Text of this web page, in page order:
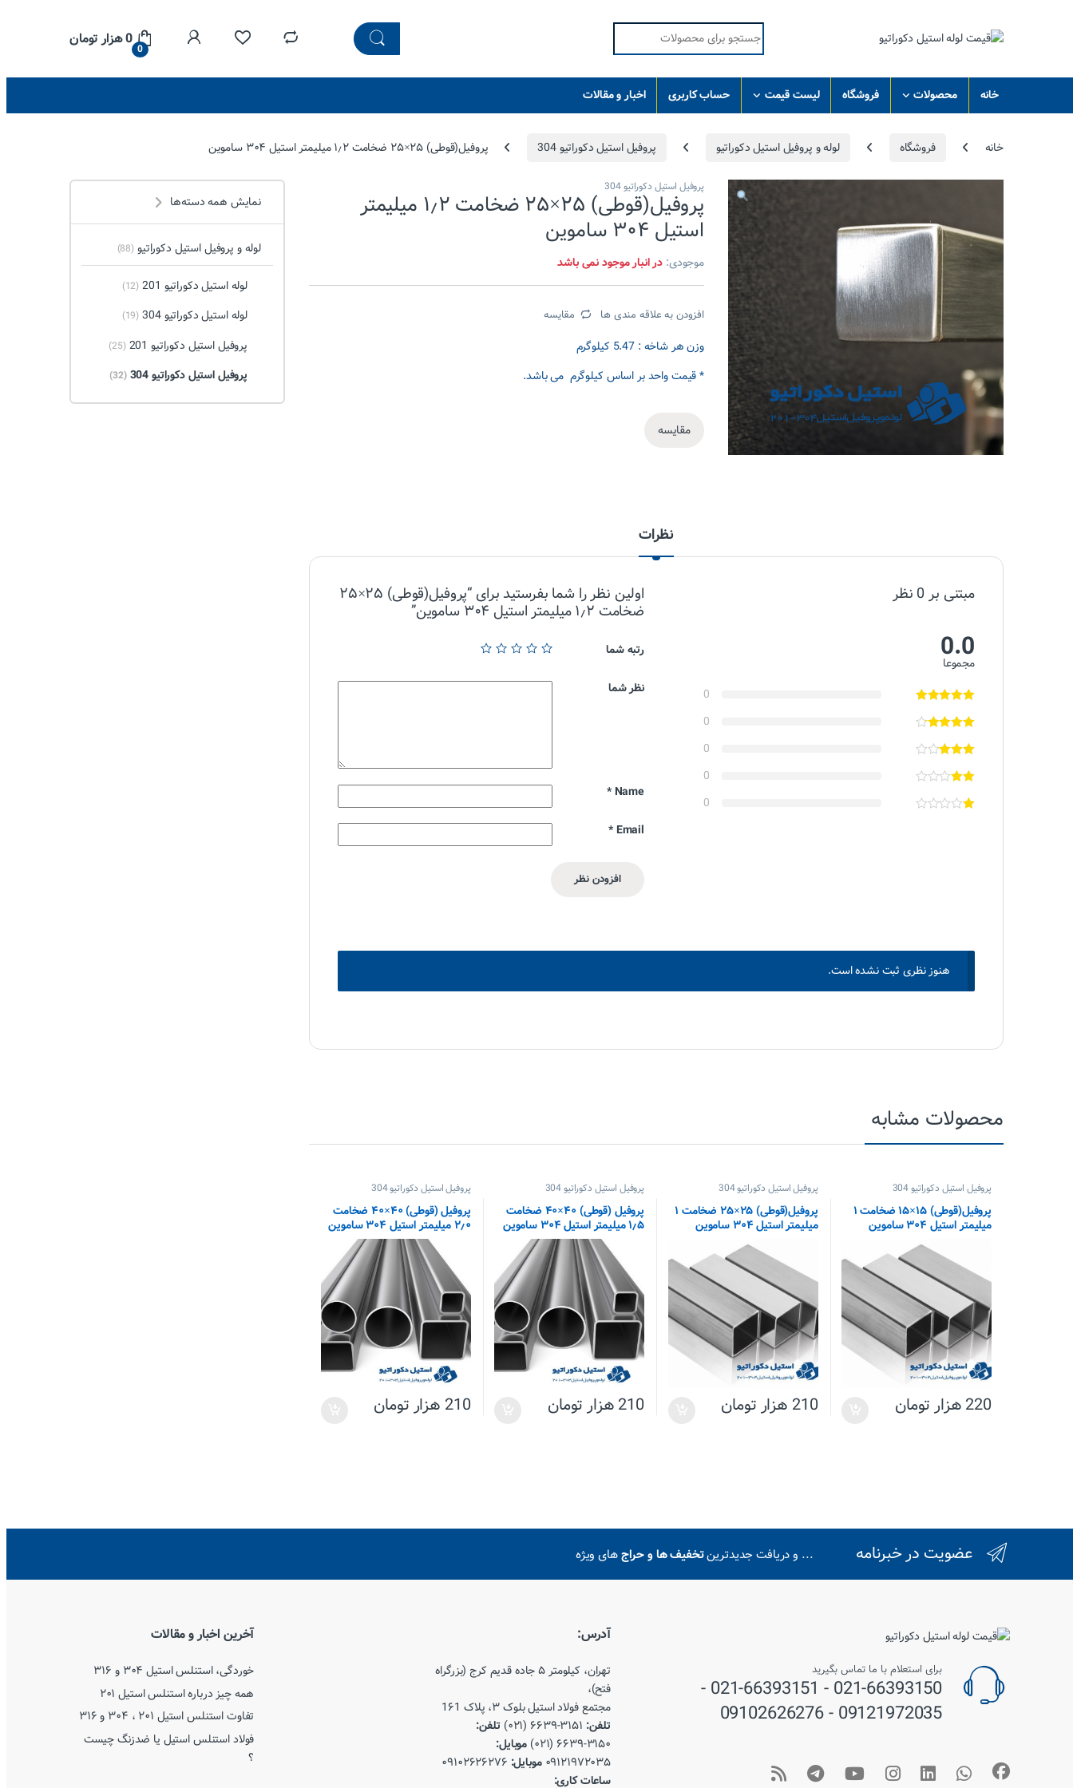
Search for:
0
0هزار تومان
خانه محصولات فروشگاه لیست قیمت حساب کاربری اخبار و مقالات
خانه فروشگاه لوله و پروفیل استیل دکوراتیو پروفیل استیل دکوراتیو 304 پروفیل(قوطی) ۲۵×۲۵ ضخامت ۱٫۲ میلیمتر استیل ۳۰۴ ساموین
پروفیل استیل دکوراتیو 304
پروفیل(قوطی) ۲۵×۲۵ ضخامت ۱٫۲ میلیمتر
استیل ۳۰۴ ساموین
موجودی: در انبار موجود نمی باشد
افزودن به علاقه مندی ها مقایسه
وزن هر شاخه : 5.47 کیلوگرم
* قیمت واحد بر اساس کیلوگرم می باشد.
مقایسه
نظرات
مبتنی بر 0 نظر
0.0
مجموعا
0
0
0
0
0
اولین نظر را شما بفرستید برای “پروفیل(قوطی) ۲۵×۲۵
ضخامت ۱٫۲ میلیمتر استیل ۳۰۴ ساموین”
رتبه شما
نظر شما
Name
*
Email
*
هنوز نظری ثبت نشده است.
محصولات مشابه
پروفیل استیل دکوراتیو 304
پروفیل(قوطی) ۱۵×۱۵ ضخامت ۱
میلیمتر استیل ۳۰۴ ساموین
220هزار تومان
پروفیل استیل دکوراتیو 304
پروفیل(قوطی) ۲۵×۲۵ ضخامت ۱
میلیمتر استیل ۳۰۴ ساموین
210 هزار تومان
پروفیل استیل دکوراتیو 304
پروفیل (قوطی) ۴۰×۴۰ ضخامت
۱٫۵ میلیمتر استیل ۳۰۴ ساموین
210هزار تومان
پروفیل استیل دکوراتیو 304
پروفیل (قوطی) ۴۰×۴۰ ضخامت
۲٫۰ میلیمتر استیل ۳۰۴ ساموین
210 هزار تومان
نمایش همه دسته‌ها
لوله و پروفیل استیل دکوراتیو (88)
لوله استیل دکوراتیو 201 (12)
لوله استیل دکوراتیو 304 (19)
پروفیل استیل دکوراتیو 201 (25)
پروفیل استیل دکوراتیو 304 (32)
عضویت در خبرنامه ... و دریافت جدیدترینتخفیف ها و حراجهای ویژه
برای استعلام با ما تماس بگیرید
021-66393150 - 021-66393151 -
09121972035 - 09102626276
آدرس:
تهران، کیلومتر ۵ جاده قدیم کرج (بزرگراه
فتح)،
مجتمع فولاد استیل بلوک ۳، پلاک 1۶1
تلفن: ۳۱۵۱-۶۶۳۹ (۰۲۱)
تلفن:
۳۱۵۰-۶۶۳۹ (۰۲۱)
موبایل:
۰۹۱۲۱۹۷۲۰۳۵ موبایل: ۰۹۱۰۲۶۲۶۲۷۶
ساعات کاری:
آخرین اخبار و مقالات
خوردگی، استنلس استیل ۳۰۴ و ۳۱۶
همه چیز درباره استنلس استیل ۲۰۱
تفاوت استنلس استیل ۲۰۱ ، ۳۰۴ و ۳۱۶
فولاد استنلس استیل یا ضدزنگ چیست
؟